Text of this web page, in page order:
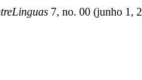
7, no. 00 (junho 1,